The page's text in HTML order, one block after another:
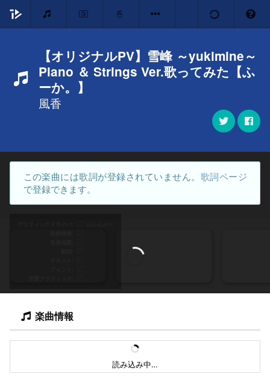
【オリジナルPV】雪峰 ～yukimine～
Piano ＆ Strings Ver.歌ってみた【ふ
ーか。】
風香
この楽曲には歌詞が登録されていません。 歌詞ページ
で登録できます。
楽曲情報
読み込み中…